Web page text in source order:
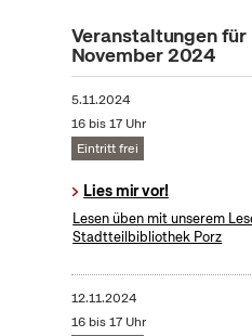
Veranstaltungen
November 2024
5.11.2024
16 bis 17 Uhr
Eintritt frei
Lies mir vor!
Lesen üben mit unserem
Stadtteilbibliothek Porz
12.11.2024
16 bis 17 Uhr